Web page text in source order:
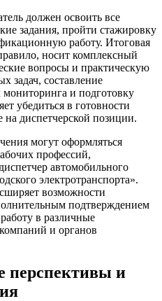
должен освоить все
задания, пройти стажировку
работу. Итоговая
носит комплексный
вопросы и практическую
задач, составление
и подготовку
убедиться в готовности
на диспетчерской позиции.
могут оформляться
профессий,
автомобильного
электротранспорта».
возможности
подтверждением
в различные
и органов
перспективы и